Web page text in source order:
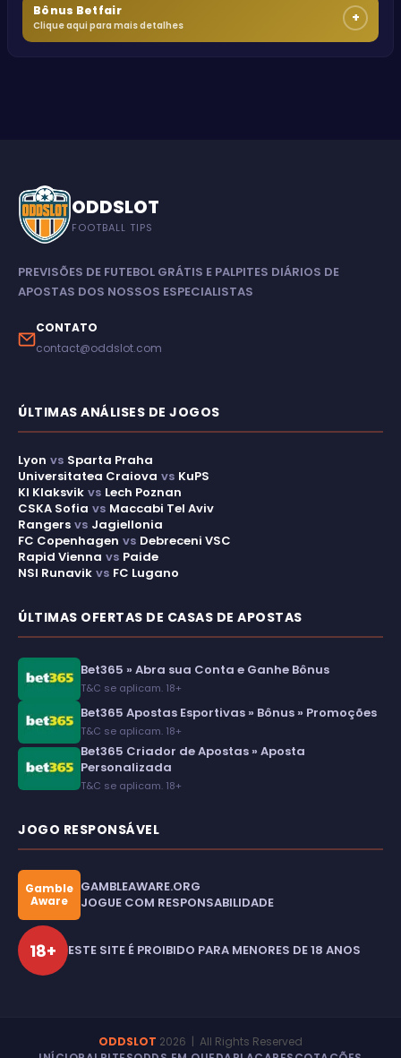
Bônus Betfair
Clique aqui para mais detalhes +
ODDSLOT
FOOTBALL TIPS
PREVISÕES DE FUTEBOL GRÁTIS E PALPITES DIÁRIOS DE
APOSTAS DOS NOSSOS ESPECIALISTAS
CONTATO
contact@oddslot.com
ÚLTIMAS ANÁLISES DE JOGOS
Lyon vs Sparta Praha
Universitatea Craiova vs KuPS
KI Klaksvik vs Lech Poznan
CSKA Sofia vs Maccabi Tel Aviv
Rangers vs Jagiellonia
FC Copenhagen vs Debreceni VSC
Rapid Vienna vs Paide
NSI Runavik vs FC Lugano
ÚLTIMAS OFERTAS DE CASAS DE APOSTAS
Bet365 » Abra sua Conta e Ganhe Bônus
T&C se aplicam. 18+
Bet365 Apostas Esportivas » Bônus » Promoções
T&C se aplicam. 18+
Bet365 Criador de Apostas » Aposta
Personalizada
T&C se aplicam. 18+
JOGO RESPONSÁVEL
Gamble
Aware
GAMBLEAWARE.ORG
JOGUE COM RESPONSABILIDADE
18+ ESTE SITE É PROIBIDO PARA MENORES DE 18 ANOS
ODDSLOT 2026 | All Rights Reserved